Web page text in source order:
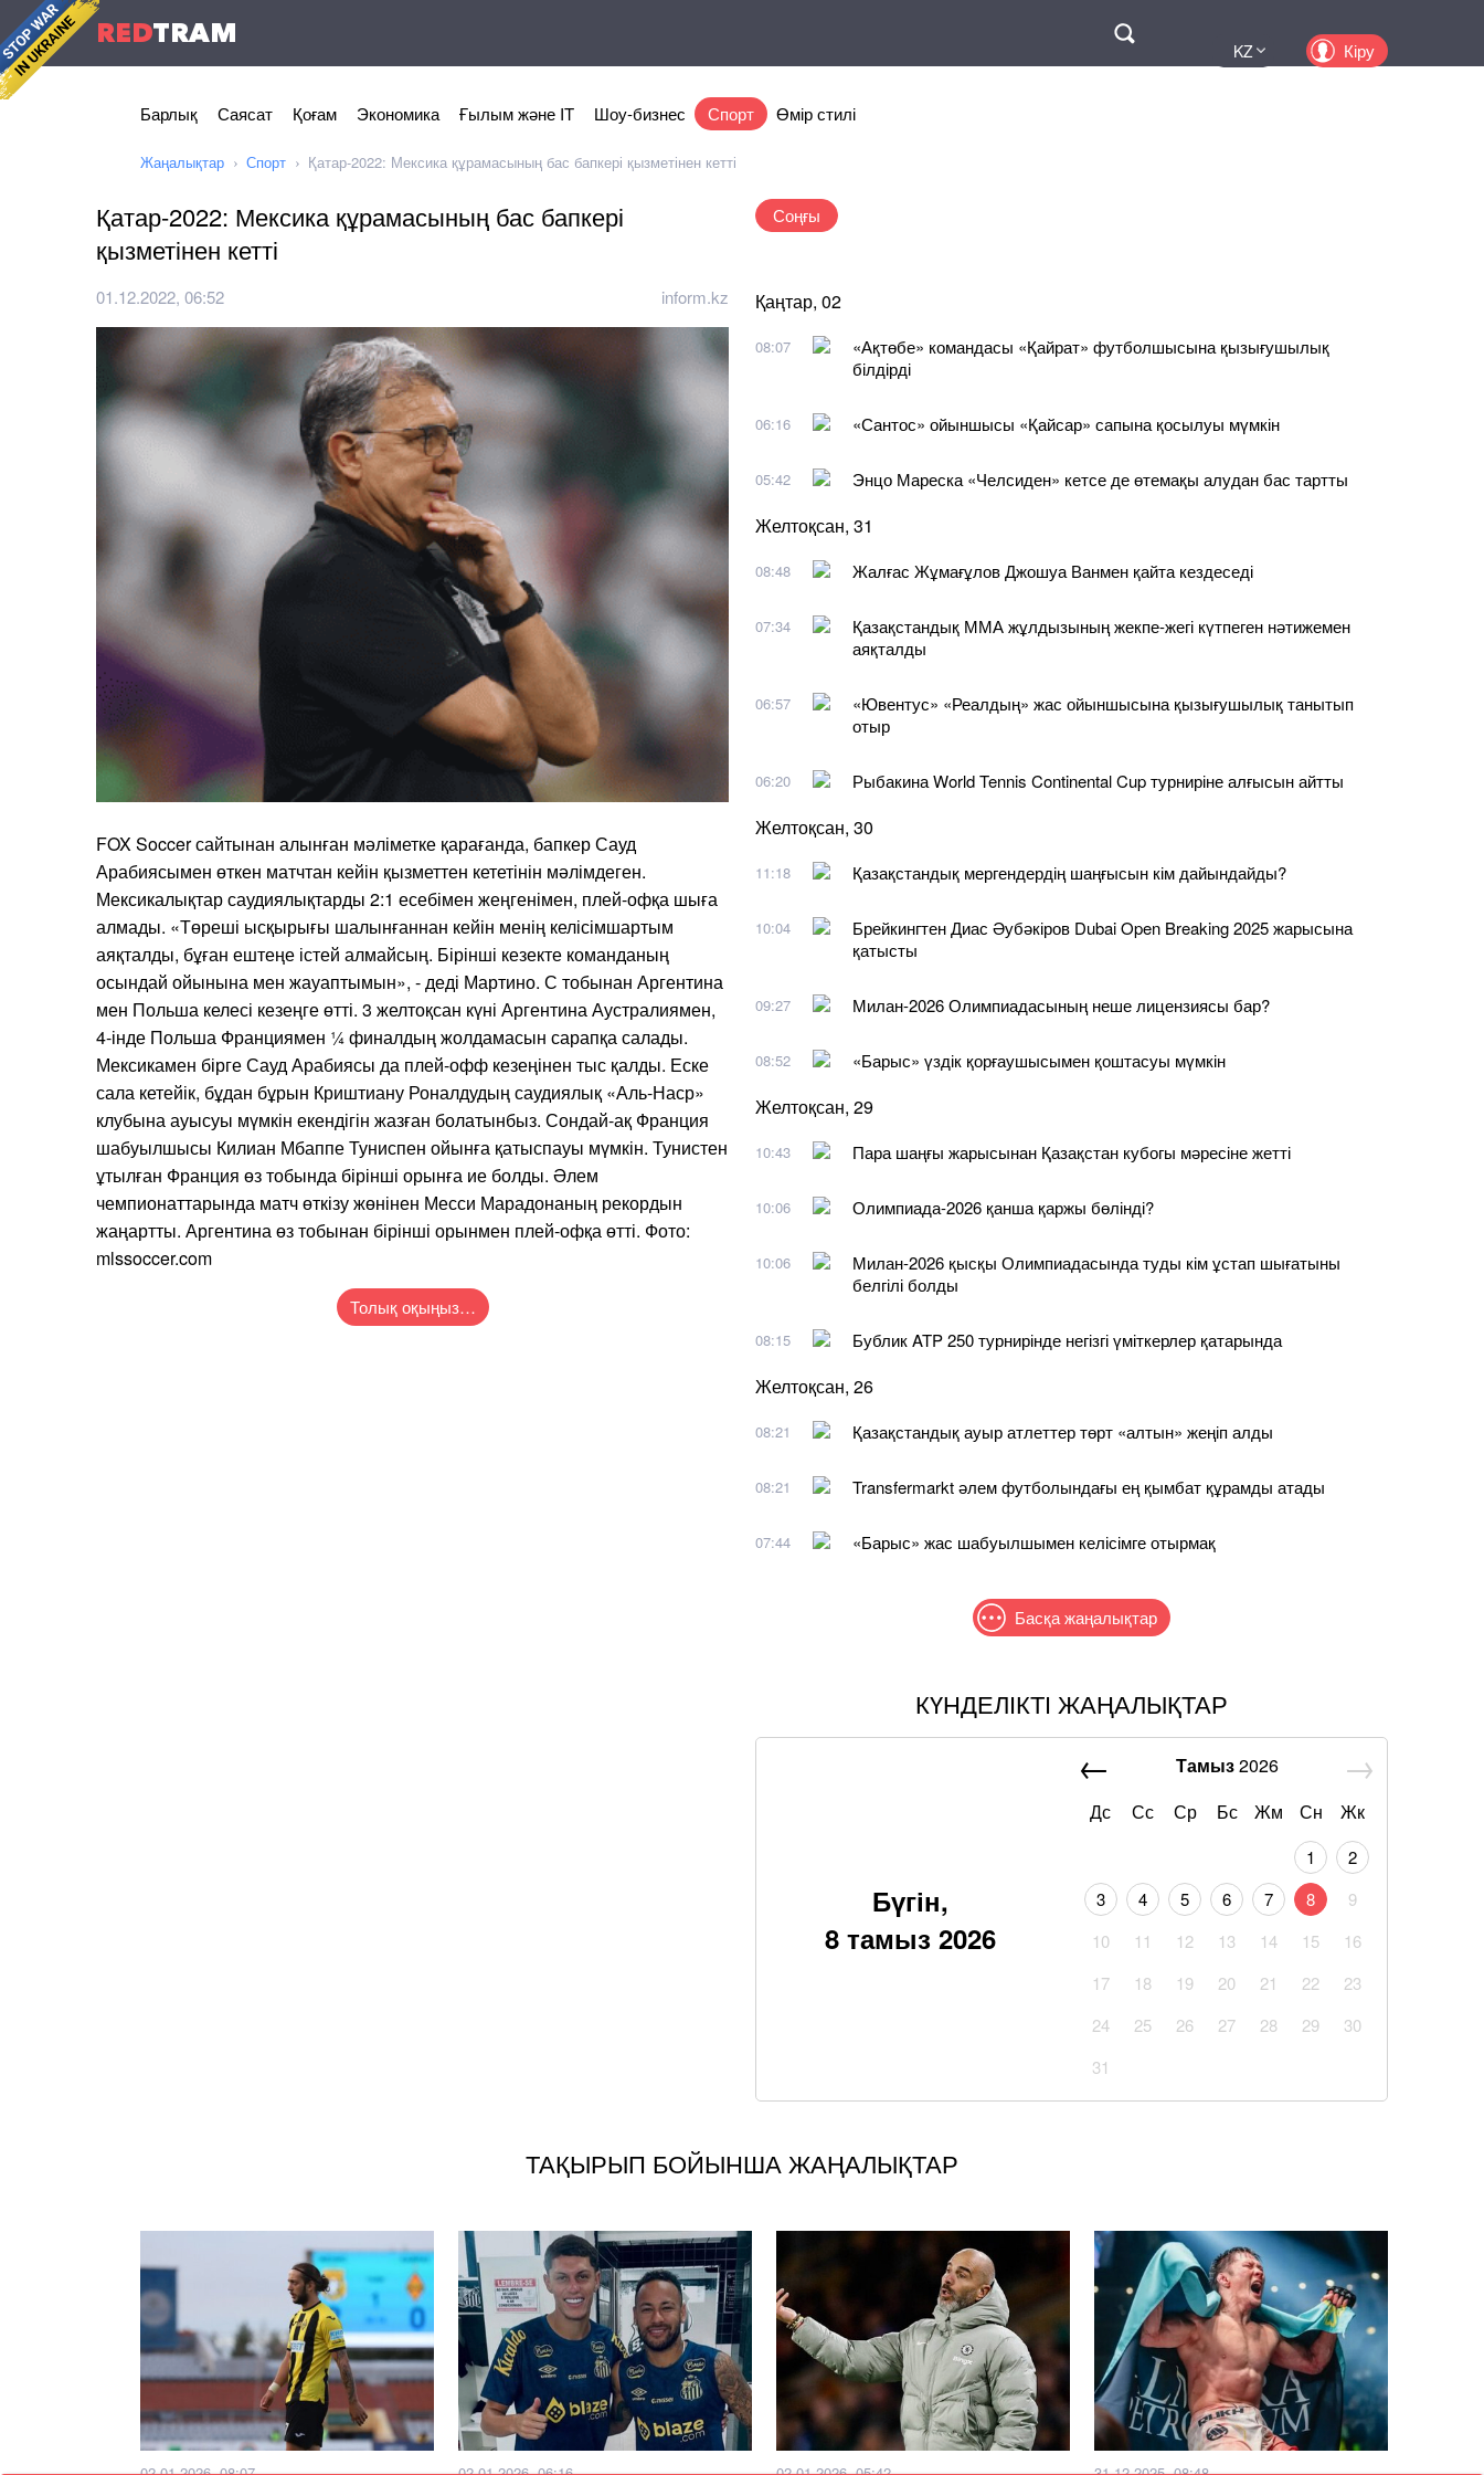
REDTRAM
KZ Кіру
Барлық Саясат Қоғам Экономика Ғылым және IT Шоу-бизнес Спорт Өмір стилі
Жаңалықтар Спорт Қатар-2022: Мексика құрамасының бас бапкері қызметінен кетті
Қатар-2022: Мексика құрамасының бас бапкері
қызметінен кетті
01.12.2022, 06:52 inform.kz
FOX Soccer сайтынан алынған мәліметке қарағанда, бапкер Сауд
Арабиясымен өткен матчтан кейін қызметтен кететінін мәлімдеген.
Мексикалықтар саудиялықтарды 2:1 есебімен жеңгенімен, плей-офқа шыға
алмады. «Төреші ысқырығы шалынғаннан кейін менің келісімшартым
аяқталды, бұған ештеңе істей алмайсың. Бірінші кезекте команданың
осындай ойынына мен жауаптымын», - деді Мартино. С тобынан Аргентина
мен Польша келесі кезеңге өтті. 3 желтоқсан күні Аргентина Аустралиямен,
4-інде Польша Франциямен ¼ финалдың жолдамасын сарапқа салады.
Мексикамен бірге Сауд Арабиясы да плей-офф кезеңінен тыс қалды. Еске
сала кетейік, бұдан бұрын Криштиану Роналдудың саудиялық «Аль-Наср»
клубына ауысуы мүмкін екендігін жазған болатынбыз. Сондай-ақ Франция
шабуылшысы Килиан Мбаппе Туниспен ойынға қатыспауы мүмкін. Тунистен
ұтылған Франция өз тобында бірінші орынға ие болды. Әлем
чемпионаттарында матч өткізу жөнінен Месси Марадонаның рекордын
жаңартты. Аргентина өз тобынан бірінші орынмен плей-офқа өтті. Фото:
mlssoccer.com
Толық оқыңыз…
Соңғы
Қаңтар, 02
08:07
«Ақтөбе» командасы «Қайрат» футболшысына қызығушылық
білдірді
06:16 «Сантос» ойыншысы «Қайсар» сапына қосылуы мүмкін
05:42 Энцо Мареска «Челсиден» кетсе де өтемақы алудан бас тартты
Желтоқсан, 31
08:48 Жалғас Жұмағұлов Джошуа Ванмен қайта кездеседі
07:34
Қазақстандық ММА жұлдызының жекпе-жегі күтпеген нәтижемен
аяқталды
06:57
«Ювентус» «Реалдың» жас ойыншысына қызығушылық танытып
отыр
06:20 Рыбакина World Tennis Continental Cup турниріне алғысын айтты
Желтоқсан, 30
11:18 Қазақстандық мергендердің шаңғысын кім дайындайды?
10:04
Брейкингтен Диас Әубәкіров Dubai Open Breaking 2025 жарысына
қатысты
09:27 Милан-2026 Олимпиадасының неше лицензиясы бар?
08:52 «Барыс» үздік қорғаушысымен қоштасуы мүмкін
Желтоқсан, 29
10:43 Пара шаңғы жарысынан Қазақстан кубогы мәресіне жетті
10:06 Олимпиада-2026 қанша қаржы бөлінді?
10:06
Милан-2026 қысқы Олимпиадасында туды кім ұстап шығатыны
белгілі болды
08:15 Бублик ATP 250 турнирінде негізгі үміткерлер қатарында
Желтоқсан, 26
08:21 Қазақстандық ауыр атлеттер төрт «алтын» жеңіп алды
08:21 Transfermarkt әлем футболындағы ең қымбат құрамды атады
07:44 «Барыс» жас шабуылшымен келісімге отырмақ
Басқа жаңалықтар
КҮНДЕЛІКТІ ЖАҢАЛЫҚТАР
Бүгін,
8 тамыз 2026
Тамыз2026
Дс
Сс Ср Бс Жм Сн Жк
1
2
3
4 5 6 7 8
9
10
11 12 13 14 15
16
17
18 19 20 21 22
23
24
25 26 27 28 29
30
31
ТАҚЫРЫП БОЙЫНША ЖАҢАЛЫҚТАР